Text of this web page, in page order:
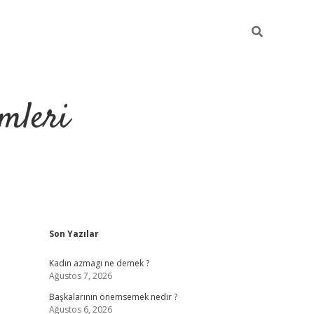
Sidebar
Son Yazılar
Kadın azmagı ne demek ?
Ağustos 7, 2026
Başkalarının önemsemek nedir ?
Ağustos 6, 2026